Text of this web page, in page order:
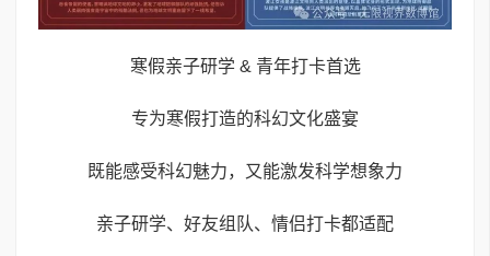
寒假亲子研学 & 青年打卡首选
专为寒假打造的科幻文化盛宴
既能感受科幻魅力，又能激发科学想象力
亲子研学、好友组队、情侣打卡都适配